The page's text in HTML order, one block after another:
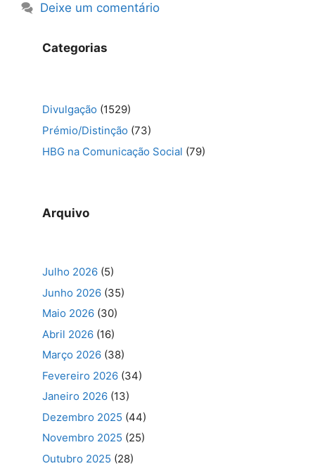
Deixe um comentário
Categorias
Divulgação (1529)
Prémio/Distinção (73)
HBG na Comunicação Social (79)
Arquivo
Julho 2026 (5)
Junho 2026 (35)
Maio 2026 (30)
Abril 2026 (16)
Março 2026 (38)
Fevereiro 2026 (34)
Janeiro 2026 (13)
Dezembro 2025 (44)
Novembro 2025 (25)
Outubro 2025 (28)